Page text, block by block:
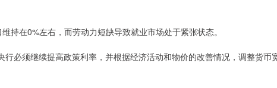
在0%左右，而劳动力短缺导致就业市场处于紧张状态。
必须继续提高政策利率，并根据经济活动和物价的改善情况，调整货币